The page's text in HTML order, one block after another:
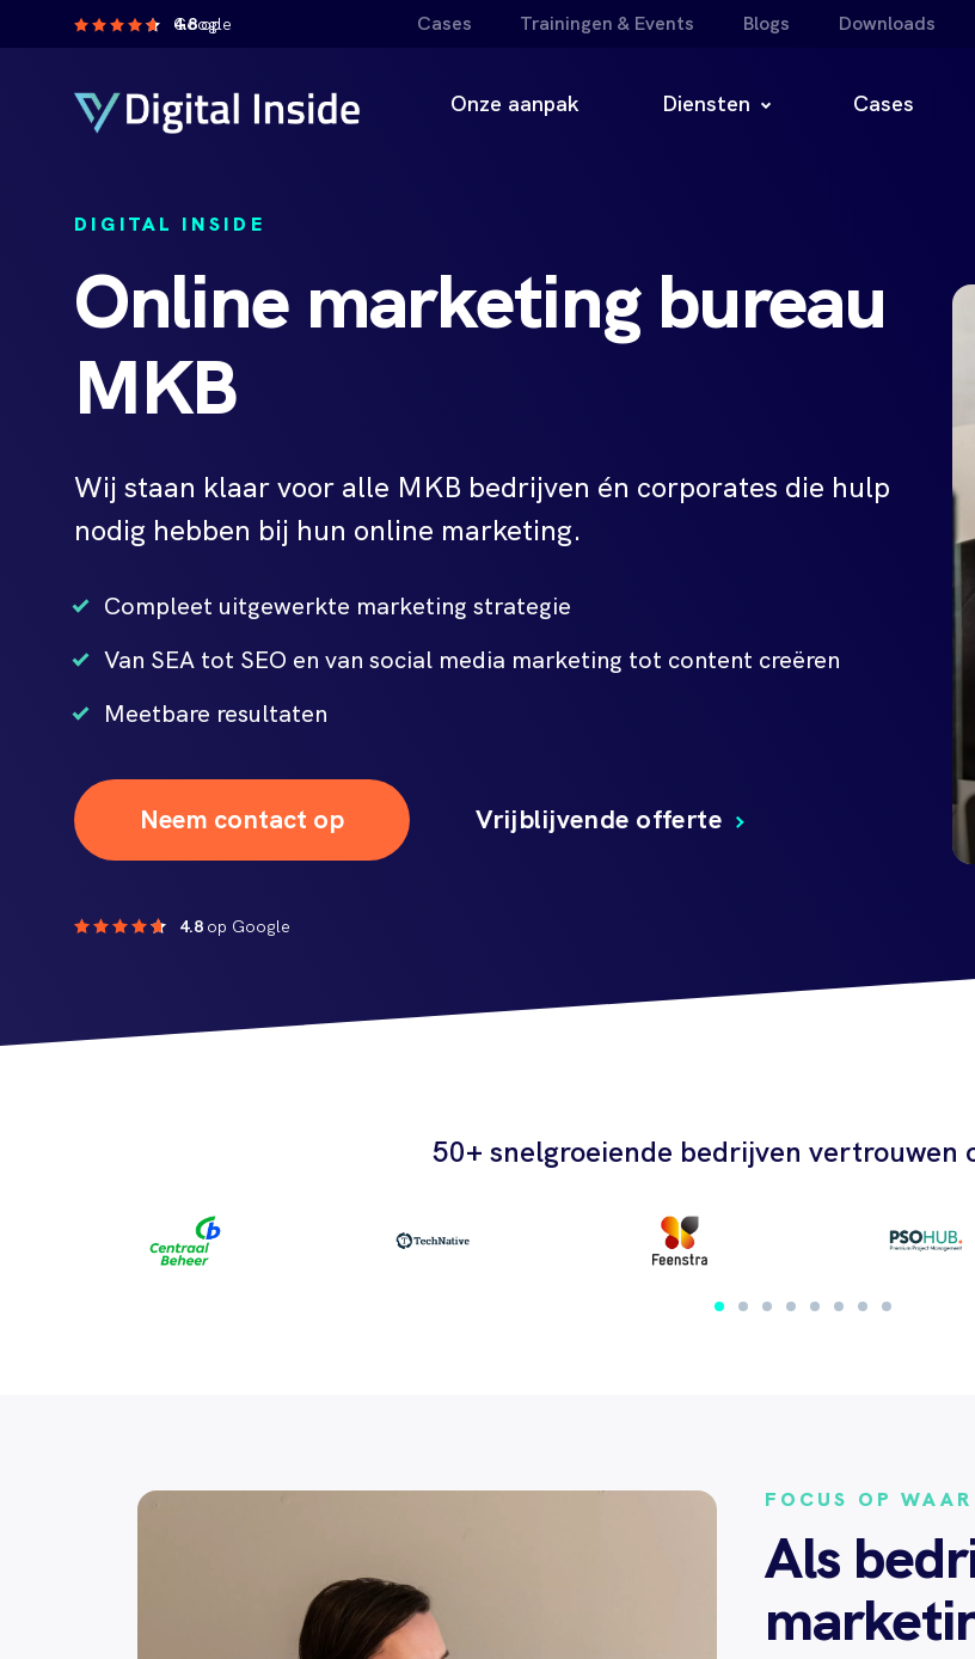
4.8
op Google Cases Trainingen & Events Blogs Downloads
Onze aanpak Diensten Cases
DIGITAL INSIDE
Online marketing bureau
MKB
Wij staan klaar voor alle MKB bedrijven én corporates die hulp
nodig hebben bij hun online marketing.
Compleet uitgewerkte marketing strategie
Van SEA tot SEO en van social media marketing tot content creëren
Meetbare resultaten
Neem contact op Vrijblijvende offerte
4.8 op Google
50+ snelgroeiende bedrijven vertrouwen
FOCUS OP
Als